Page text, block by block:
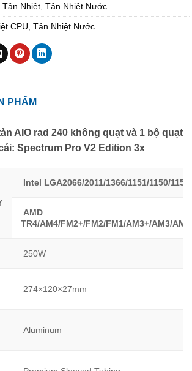
Tản Nhiệt Tản Nhiệt Nước
CPU Tản Nhiệt Nước
PHẨM
AIO rad 240 không quạt và 1 bộ quạt
Spectrum Pro V2 Edition 3x
Intel LGA2066/2011/1366/1151/1150/
AMD
TR4/AM4/FM2+/FM2/FM1/AM3+/AM3/
250W
274×120×27mm
Aluminum